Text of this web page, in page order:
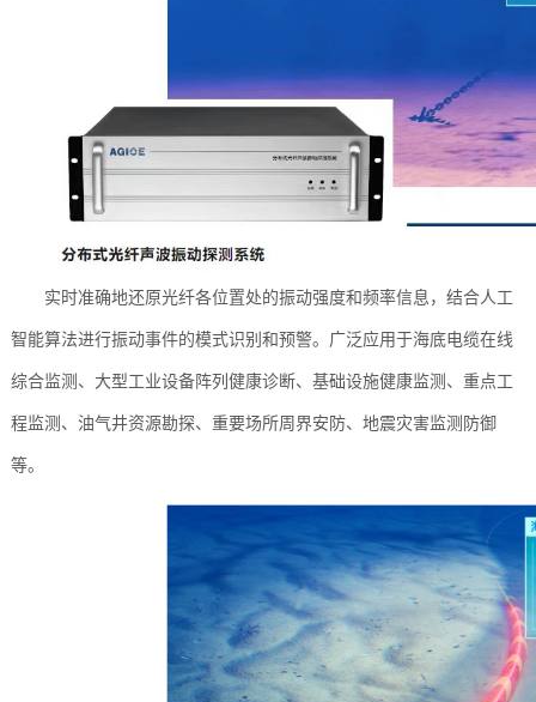
实时准确地还原光纤各位置处的振动强度和频率信息，结合人工
智能算法进行振动事件的模式识别和预警。广泛应用于海底电缆在线
综合监测、大型工业设备阵列健康诊断、基础设施健康监测、重点工
程监测、油气井资源勘探、重要场所周界安防、地震灾害监测防御
等。